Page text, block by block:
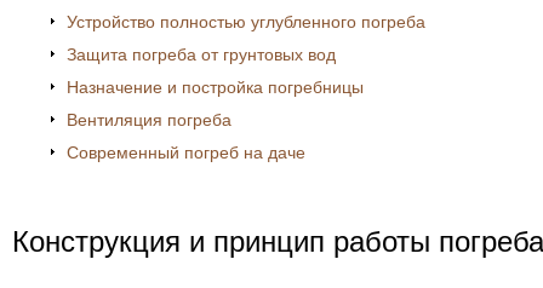
Устройство полностью углубленного погреба
Защита погреба от грунтовых вод
Назначение и постройка погребницы
Вентиляция погреба
Современный погреб на даче
Конструкция и принцип работы погреба